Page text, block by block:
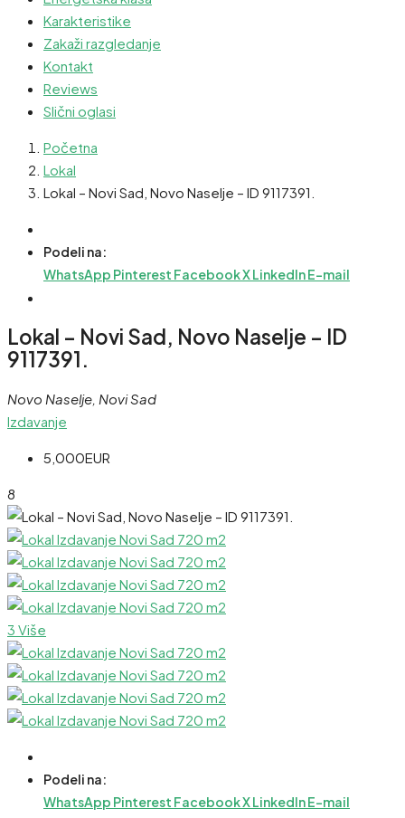
Karakteristike
Zakaži razgledanje
Kontakt
Reviews
Slični oglasi
Početna
Lokal
Lokal – Novi Sad, Novo Naselje – ID 9117391.
Podeli na:
WhatsApp Pinterest FacebookXLinkedInE-mail
Lokal – Novi Sad, Novo Naselje – ID
9117391.
Novo Naselje, Novi Sad
Izdavanje
5,000EUR
8
3 Više
Podeli na:
WhatsApp Pinterest FacebookXLinkedInE-mail